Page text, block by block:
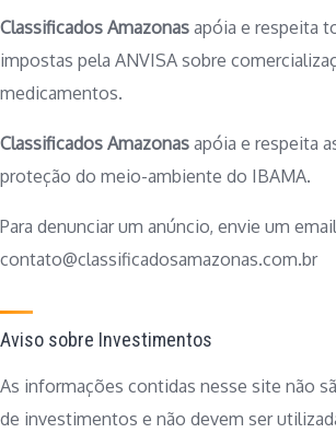
Classificados Amazonas apóia e respeita
impostas pela ANVISA sobre
medicamentos.
Classificados Amazonas apóia e respeita
proteção do meio-ambiente do IBAMA.
Para denunciar um anúncio, envie um
contato@classificadosamazonas.com.br
Aviso sobre Investimentos
As informações contidas nesse site não
de investimentos e não devem ser